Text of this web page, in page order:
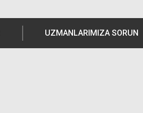
UZMANLARIMIZA SORUN